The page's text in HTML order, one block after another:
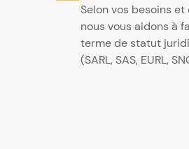
Selon vos besoins
nous vous aidons à
terme de statut
(SARL, SAS, EURL,